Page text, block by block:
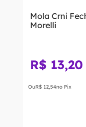
Mola Crni
Morelli
R$ 13,20
OuR$ 12,54no Pix